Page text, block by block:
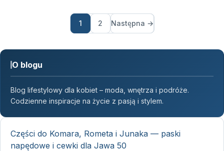
1 2 Następna →
O blogu
Blog lifestylowy dla kobiet – moda, wnętrza i podróże.
Codzienne inspiracje na życie z pasją i stylem.
Części do Komara, Rometa i Junaka — paski
napędowe i cewki dla Jawa 50